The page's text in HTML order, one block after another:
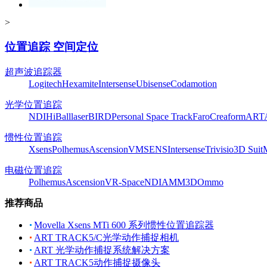
>
位置追踪 空间定位
超声波追踪器
LogitechHexamiteIntersenseUbisenseCodamotion
光学位置追踪
NDIHiBalllaserBIRDPersonal Space TrackFaroCreaformART
惯性位置追踪
XsensPolhemusAscensionVMSENSIntersenseTrivisio3D Suit
电磁位置追踪
PolhemusAscensionVR-SpaceNDIAMM3DOmmo
推荐商品
Movella Xsens MTi 600 系列惯性位置追踪器
ART TRACK5/C光学动作捕捉相机
ART 光学动作捕捉系统解决方案
ART TRACK5动作捕捉摄像头